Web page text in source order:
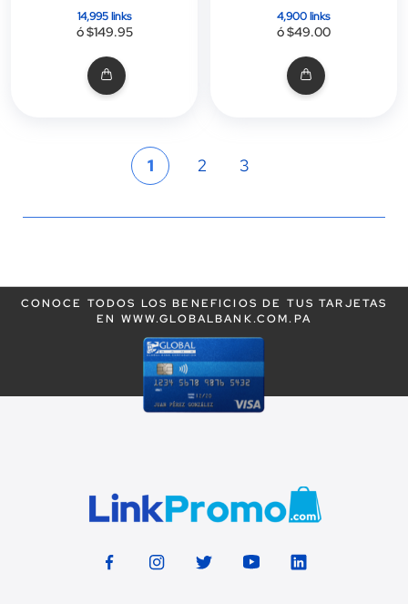
72 oz | 2 Tazas de 24 oz
14,995 links
ó $149.95
Jarra de Vidrio 1.25l |
700w | Blanca | Incluye
Jarra Plástica 1.6l
4,900 links
ó $49.00
Actualmente
página
1 Página
2 Página
3
CONOCE TODOS LOS BENEFICIOS DE TUS TARJETAS
EN WWW.GLOBALBANK.COM.PA